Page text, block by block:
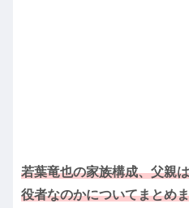
若葉竜也の家族構成、父親
役者なのかについてまとめ